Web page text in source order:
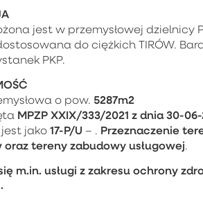
jest w przemysłowej
do ciężkich TIRÓW.
PKP.
o pow. 5287m2
MPZP XXIX/333/2021 z dnia 30-06-
jako 17-P/U – . Przeznaczenie
oraz tereny zabudowy usługowej.
m.in. usługi z zakresu ochrony